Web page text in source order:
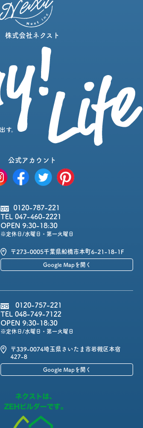
株式会社ネクスト
公式アカウント
0120-787-221
TEL 047-460-2221
OPEN 9:30-18:30
※定休日/水曜日・第一火曜日
〒273-0005千葉県船橋市本町6-21-18-1F
Google Mapを開く
0120-757-221
TEL 048-749-7122
OPEN 9:30-18:30
※定休日/水曜日・第一火曜日
〒339-0074埼玉県さいたま市岩槻区本宿
427-8
Google Mapを開く